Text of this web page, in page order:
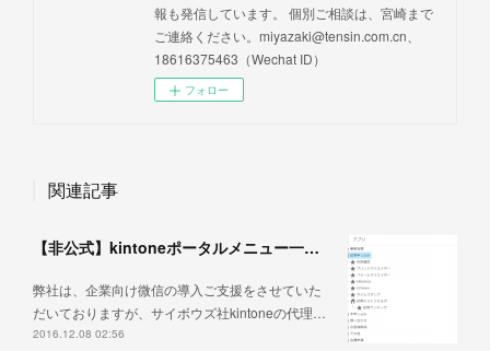
報も発信しています。 個別ご相談は、宮崎まで
ご連絡ください。miyazaki@tensin.com.cn、
18616375463（Wechat ID）
フォロー
関連記事
【非公式】kintoneポータルメニュー一覧改善
弊社は、企業向け微信の導入ご支援をさせていた
だいておりますが、サイボウズ社kintoneの代理…
2016.12.08 02:56